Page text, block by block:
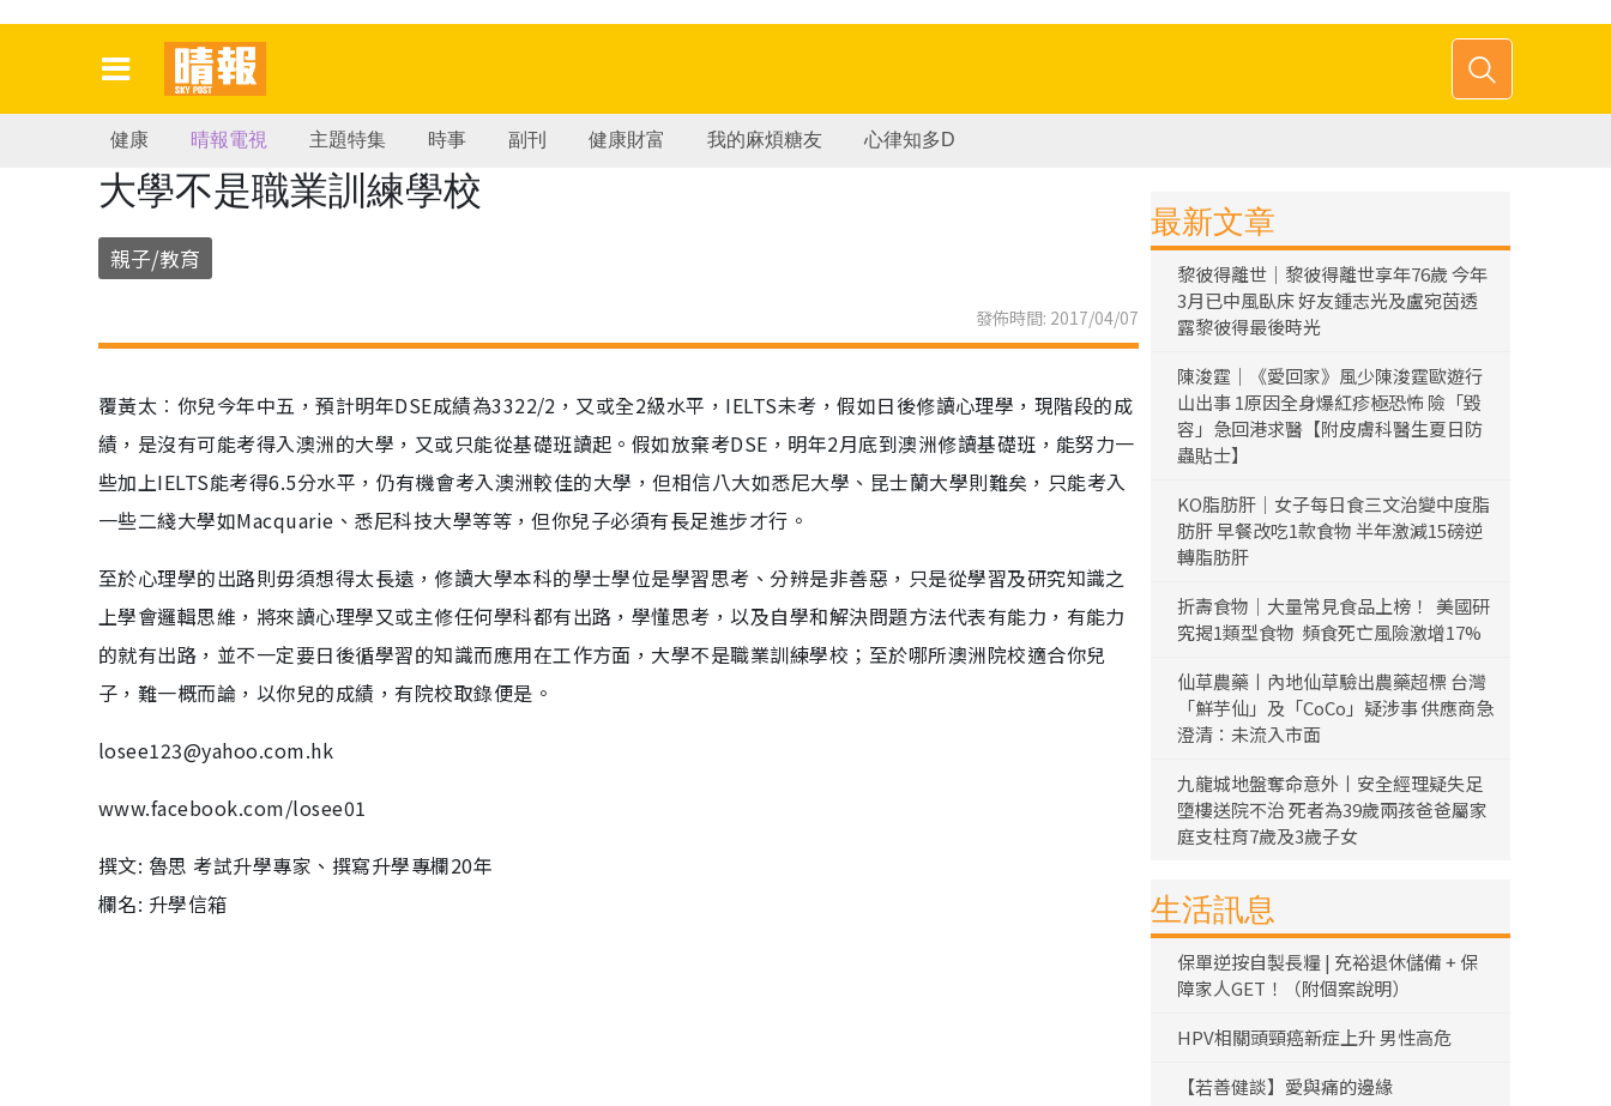
健康 晴報電視 主題特集 時事 副刊 健康財富 我的麻煩糖友 心律知多D
大學不是職業訓練學校
親子/教育
發佈時間: 2017/04/07
覆黃太︰你兒今年中五，預計明年DSE成績為3322/2，又或全2級水平，IELTS未考，假如日後修讀心理學，現階段的成
績，是沒有可能考得入澳洲的大學，又或只能從基礎班讀起。假如放棄考DSE，明年2月底到澳洲修讀基礎班，能努力一
些加上IELTS能考得6.5分水平，仍有機會考入澳洲較佳的大學，但相信八大如悉尼大學、昆士蘭大學則難矣，只能考入
一些二綫大學如Macquarie、悉尼科技大學等等，但你兒子必須有長足進步才行。
至於心理學的出路則毋須想得太長遠，修讀大學本科的學士學位是學習思考、分辨是非善惡，只是從學習及研究知識之
上學會邏輯思維，將來讀心理學又或主修任何學科都有出路，學懂思考，以及自學和解決問題方法代表有能力，有能力
的就有出路，並不一定要日後循學習的知識而應用在工作方面，大學不是職業訓練學校；至於哪所澳洲院校適合你兒
子，難一概而論，以你兒的成績，有院校取錄便是。
losee123@yahoo.com.hk
www.facebook.com/losee01
撰文: 魯思 考試升學專家、撰寫升學專欄20年
欄名: 升學信箱
最新文章
黎彼得離世｜黎彼得離世享年76歲 今年
3月已中風臥床 好友鍾志光及盧宛茵透
露黎彼得最後時光
陳浚霆｜《愛回家》風少陳浚霆歐遊行
山出事 1原因全身爆紅疹極恐怖 險「毀
容」急回港求醫【附皮膚科醫生夏日防
蟲貼士】
KO脂肪肝｜女子每日食三文治變中度脂
肪肝 早餐改吃1款食物 半年激減15磅逆
轉脂肪肝
折壽食物｜大量常見食品上榜！ 美國研
究揭1類型食物 頻食死亡風險激增17%
仙草農藥丨內地仙草驗出農藥超標 台灣
「鮮芋仙」及「CoCo」疑涉事 供應商急
澄清：未流入市面
九龍城地盤奪命意外丨安全經理疑失足
墮樓送院不治 死者為39歲兩孩爸爸屬家
庭支柱育7歲及3歲子女
生活訊息
保單逆按自製長糧 | 充裕退休儲備 + 保
障家人GET！（附個案說明）
HPV相關頭頸癌新症上升 男性高危
【若善健談】愛與痛的邊緣